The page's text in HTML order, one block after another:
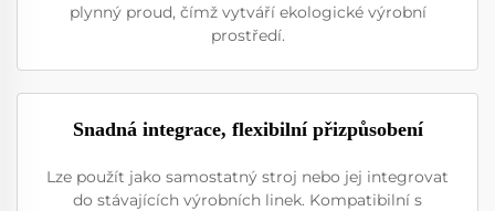
plynný proud, čímž vytváří ekologické výrobní
prostředí.
Snadná integrace, flexibilní přizpůsobení
Lze použít jako samostatný stroj nebo jej integrovat
do stávajících výrobních linek. Kompatibilní s